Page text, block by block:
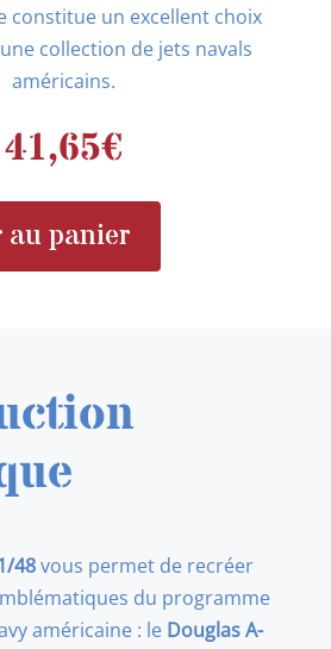
constitue un excellent choix
collection de jets navals
américains.
41,65€
au panier
48vous permet de recréer
du programme
américaine : le Douglas A-